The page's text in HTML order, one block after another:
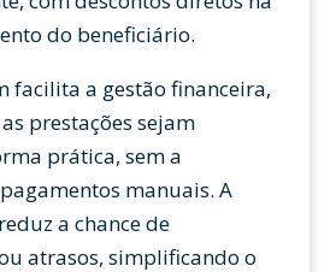
do beneficiário.
facilita a gestão financeira,
prestações sejam
prática, sem a
manuais. A
a chance de
atrasos, simplificando o